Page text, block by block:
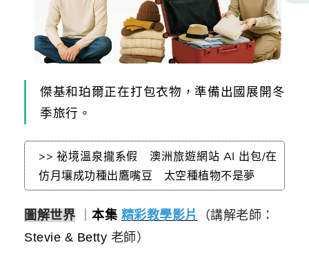
傑基和珀爾正在打包衣物，準備出國展開冬
季旅行。
>> 祕境溫泉攏系假 澳洲旅遊網站 AI 出包/在
仿月壤成功種出鷹嘴豆 太空種植物不是夢
圖解世界 本集 精彩教學影片
（講解老師：
Stevie & Betty 老師）